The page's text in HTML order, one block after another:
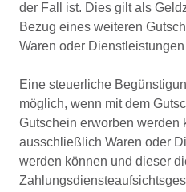
der Fall ist. Dies gilt als
Bezug eines weiteren
Waren oder Dienstleistungen
Eine steuerliche
möglich, wenn mit dem
Gutschein erworben werden
ausschließlich Waren oder
werden können und dieser